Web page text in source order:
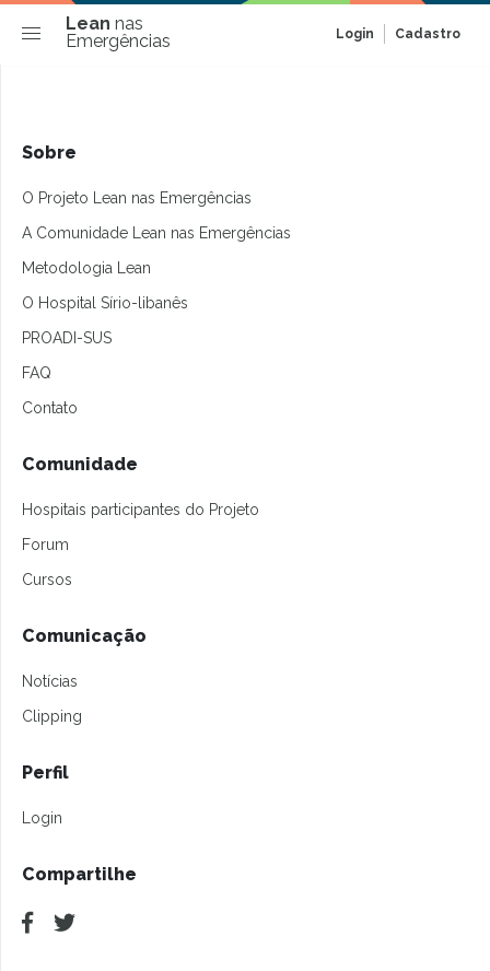
Lean nas
Emergências
Login Cadastro
Sobre
O Projeto Lean nas Emergências
A Comunidade Lean nas Emergências
Metodologia Lean
O Hospital Sírio-libanês
PROADI-SUS
FAQ
Contato
Comunidade
Hospitais participantes do Projeto
Forum
Cursos
Comunicação
Notícias
Clipping
Perfil
Login
Compartilhe